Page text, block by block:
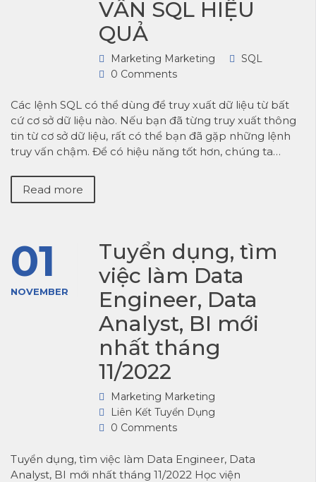
VẤN SQL HIỆU
QUẢ
Marketing Marketing
SQL
0 Comments
Các lệnh SQL có thể dùng để truy xuất dữ liệu từ bất
cứ cơ sở dữ liệu nào. Nếu bạn đã từng truy xuất thông
tin từ cơ sở dữ liệu, rất có thể bạn đã gặp những lệnh
truy vấn chậm. Để có hiệu năng tốt hơn, chúng ta…
Read more
01
NOVEMBER
Tuyển dụng, tìm
việc làm Data
Engineer, Data
Analyst, BI mới
nhất tháng
11/2022
Marketing Marketing
Liên Kết Tuyển Dụng
0 Comments
Tuyển dụng, tìm việc làm Data Engineer, Data
Analyst, BI mới nhất tháng 11/2022 Học viện